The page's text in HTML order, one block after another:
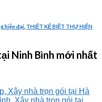
hiện đại THIẾT KẾ BIỆT THỰ HIỆN
Ninh Bình mới nhất